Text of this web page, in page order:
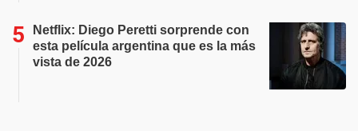
Netflix: Diego Peretti sorprende con
esta película argentina que es la más
vista de 2026